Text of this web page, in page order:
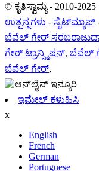
© ಕೃತಿಸ್ವಾಮ್ಯ - 2010-
ಉತ್ಪನ್ನಗಳು - ಸೈಟ್‌ಮ್ಯಾಪ್
ಬೆವೆಲ್ ಗೇರ್
ಗೇರ್ ಟ್ರಾನ್ಸ್ಮಿಷನ್, ಬೆವೆಲ್
ಬೆವೆಲ್ ಗೇರ್,
ಇಮೇಲ್ ಕಳುಹಿಸಿ
x
English
French
German
Portuguese